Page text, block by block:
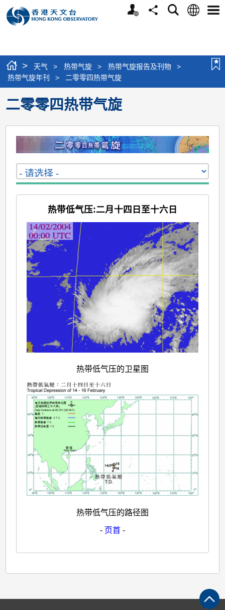
个
分
搜
语
选
> 天气 > 热带气旋 > 热带气旋报告及刊物
>
热带气旋年刊
> 二零零四热带气旋
二零零四热带气旋
热带低气压:二月十四日至十六日
热带低气压的卫星图
热带低气压的路径图
- 页首 -